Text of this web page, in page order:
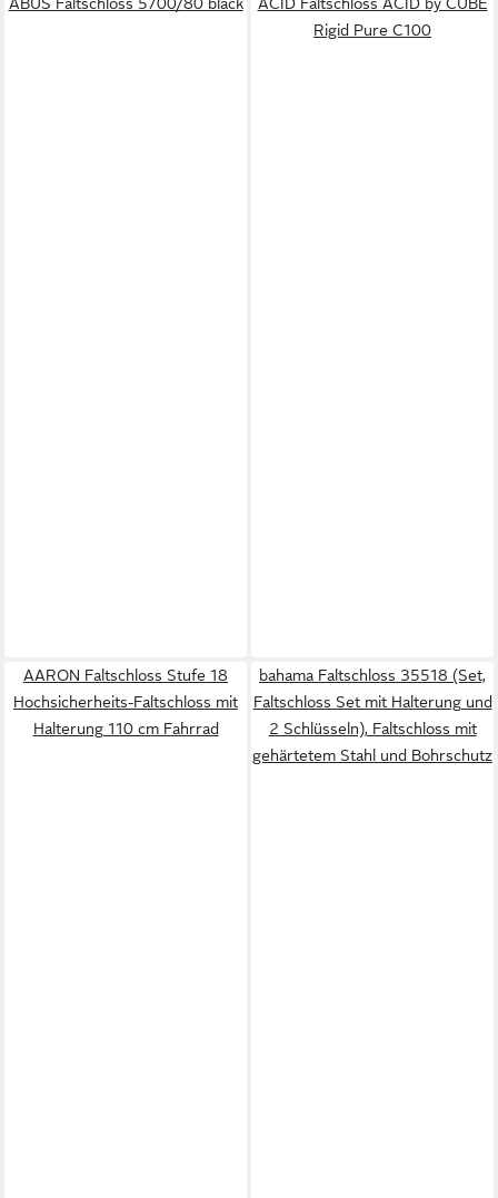
Rigid Pure C100
AARON Faltschloss Stufe 18
Hochsicherheits-Faltschloss mit
Halterung 110 cm Fahrrad
bahama Faltschloss 35518 (Set,
Faltschloss Set mit Halterung und
2 Schlüsseln), Faltschloss mit
gehärtetem Stahl und Bohrschutz